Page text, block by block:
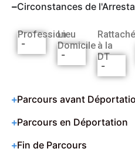
Circonstances de
Profession
-
Lieu
Domicile
-
Rattaché
à la
DT
-
Parcours avant
Parcours en Déportation
Fin de Parcours